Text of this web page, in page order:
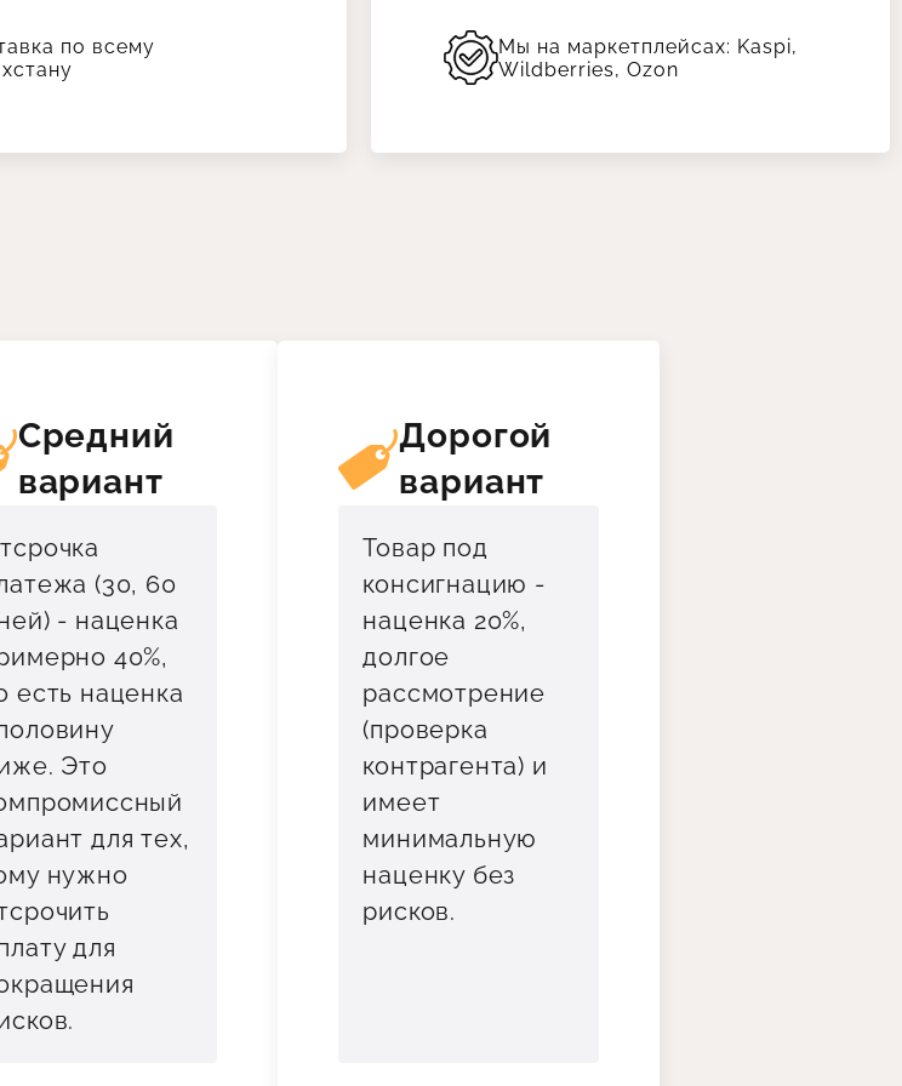
по всему
Мы на маркетплейсах: Kaspi,
Wildberries, Ozon
Средний
вариант
(30, 60
- наценка
40%,
есть наценка
Это
для тех,
нужно
для
Дорогой
вариант
Товар под
консигнацию -
наценка 20%,
долгое
рассмотрение
(проверка
контрагента) и
имеет
минимальную
наценку без
рисков.